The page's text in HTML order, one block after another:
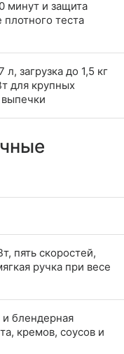
минут и защита
теста
загрузка до 1,5 кг
для крупных
пять скоростей,
ручка при весе
блендерная
кремов, соусов и